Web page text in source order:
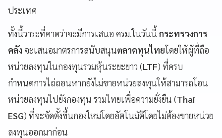
ประเทศ
ทั้งนี้วาระที่คาดว่าจะมีการเสนอ ครม.ในวันนี้ กระทรวงการ
คลัง จะเสนอมาตรการสนับสนุนตลาดทุนไทยโดยให้ผู้ที่ถือ
หน่วยลงทุนในกองทุนรวมหุ้นระยะยาว (LTF) ที่ครบ
กำหนดการไถ่ถอนหากยังไม่ขายหน่วยลงทุนให้สามารถโอน
หน่วยลงทุนไปยังกองทุน รวมไทยเพื่อความยั่งยืน (Thai
ESG) ที่จะจัดตั้งขึ้นกองใหม่โดยอัตโนมัติโดยไม่ต้องขายหน่วย
ลงทุนออกมาก่อน